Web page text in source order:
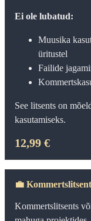
Ei ole lubatud:
Muusika
üritustel
Failide
See litsents on
kasutamiseks.
12,99 €
💼
Kommertslitsents